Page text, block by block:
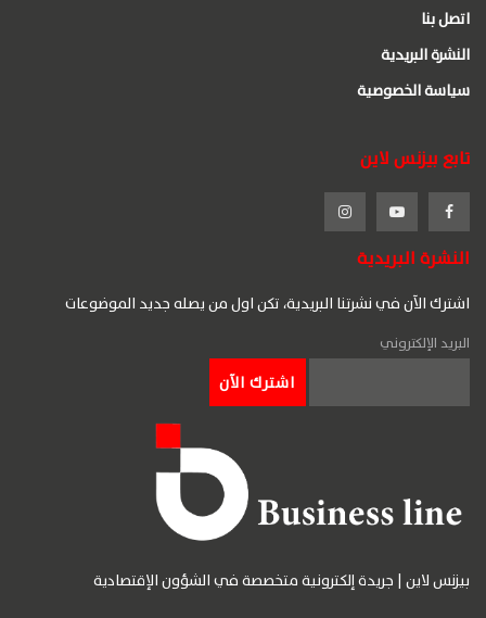
اتصل بنا
النشرة البريدية
سياسة الخصوصية
تابع بيزنس لاين
النشرة البريدية
اشترك الآن في نشرتنا البريدية، تكن اول من يصله جديد الموضوعات
البريد الإلكتروني
بيزنس لاين | جريدة إلكترونية متخصصة في الشؤون الإقتصادية